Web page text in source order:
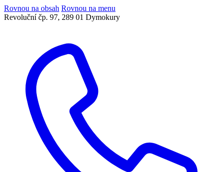
Rovnou na obsah Rovnou na menu
Revoluční čp. 97, 289 01 Dymokury